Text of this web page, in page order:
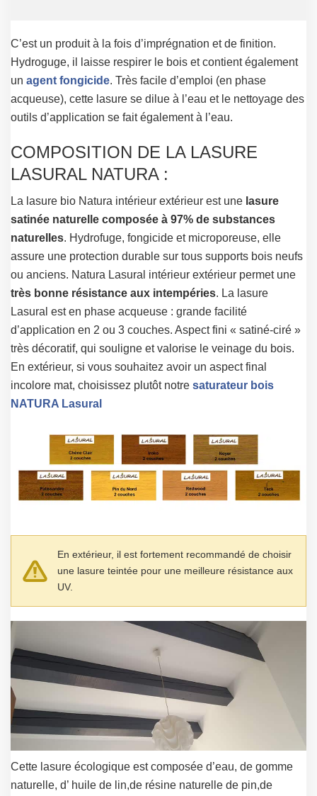
C’est un produit à la fois d’imprégnation et de finition.
Hydroguge, il laisse respirer le bois et contient également
un agent fongicide. Très facile d’emploi (en phase
acqueuse), cette lasure se dilue à l’eau et le nettoyage des
outils d’application se fait également à l’eau.
COMPOSITION DE LA LASURE
LASURAL NATURA :
La lasure bio Natura intérieur extérieur est une lasure
satinée naturelle composée à 97% de substances
naturelles. Hydrofuge, fongicide et microporeuse, elle
assure une protection durable sur tous supports bois neufs
ou anciens. Natura Lasural intérieur extérieur permet une
très bonne résistance aux intempéries. La lasure
Lasural est en phase acqueuse : grande facilité
d’application en 2 ou 3 couches. Aspect fini « satiné-ciré »
très décoratif, qui souligne et valorise le veinage du bois.
En extérieur, si vous souhaitez avoir un aspect final
incolore mat, choisissez plutôt notre saturateur bois
NATURA Lasural
En extérieur, il est fortement recommandé de choisir
une lasure teintée pour une meilleure résistance aux
UV.
Cette lasure écologique est composée d’eau, de gomme
naturelle, d’ huile de lin,de résine naturelle de pin,de